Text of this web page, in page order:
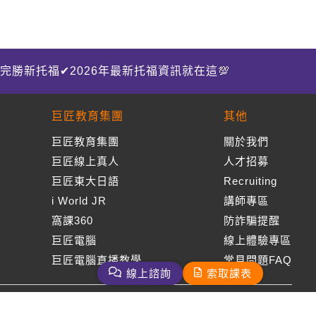
完勝新托福✔2026年最新托福資訊就在這💯
巨匠教育集團
巨匠教育集團
巨匠線上真人
巨匠東大日語
i World JR
窩課360
巨匠電腦
巨匠電腦直播教學
其他
關於我們
人才招募
Recruiting
講師專區
防詐騙提醒
線上體驗專區
常見問題FAQ
線上諮詢 索取課表